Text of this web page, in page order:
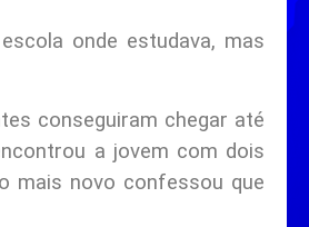
onde estudava, mas
conseguiram chegar até
a jovem com dois
mais novo confessou que